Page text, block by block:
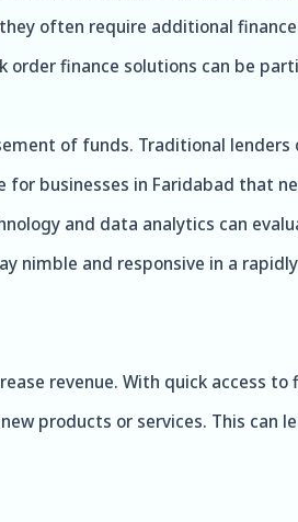
often require additional
order finance solutions can be
of funds. Traditional
businesses in Faridabad that
and data analytics can
nimble and responsive in a
revenue. With quick access to
products or services. This can